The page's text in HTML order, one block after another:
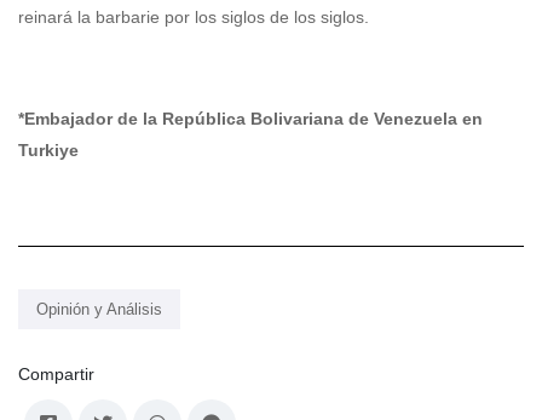
reinará la barbarie por los siglos de los siglos.
*Embajador de la República Bolivariana de Venezuela en
Turkiye
Opinión y Análisis
Compartir